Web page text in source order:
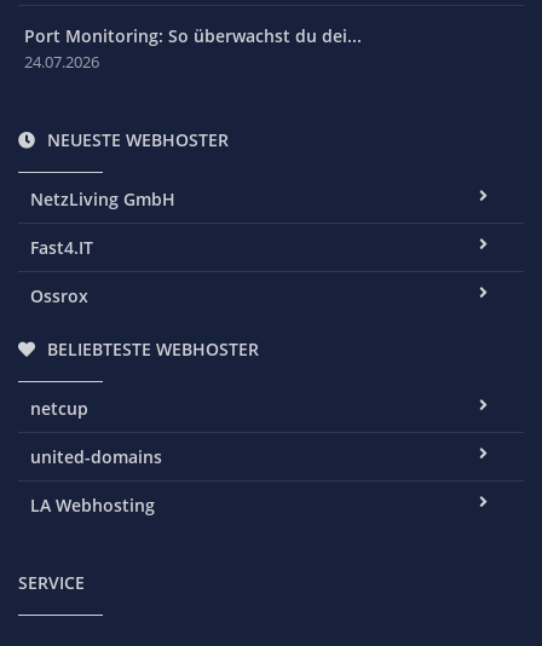
Port Monitoring: So überwachst du dei...
24.07.2026
NEUESTE WEBHOSTER
NetzLiving GmbH
Fast4.IT
Ossrox
BELIEBTESTE WEBHOSTER
netcup
united-domains
LA Webhosting
SERVICE